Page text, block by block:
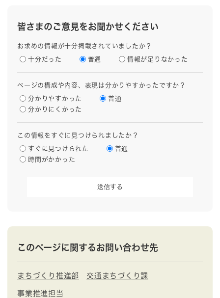
皆さまのご意見をお聞かせください
お求めの情報が十分掲載されていましたか？
十分だった 普通 情報が足りなかった
ページの構成や内容、表現は分かりやすかったですか？
分かりやすかった
普通
分かりにくかった
この情報をすぐに見つけられましたか？
すぐに見つけられた
普通
時間がかかった
このページに関するお問い合わせ先
まちづくり推進部 交通まちづくり課
事業推進担当